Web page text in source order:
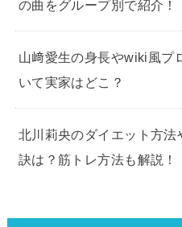
の曲をグループ別で紹介！
山﨑愛生の身長やwiki風プ
いて実家はどこ？
北川莉央のダイエット方
訣は？筋トレ方法も解説！